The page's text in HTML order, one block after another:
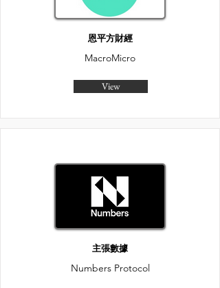
恩平方財經
MacroMicro
View
主張數據
Numbers Protocol